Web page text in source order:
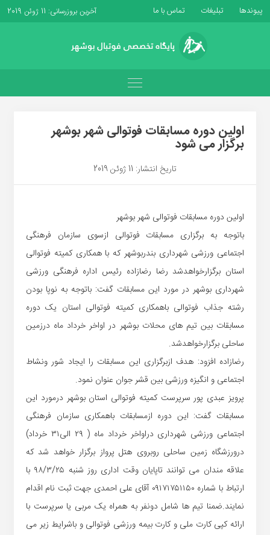
پیوندها تبلیغات تماس با ما آخرین بروزرسانی: 11 ژوئن 2019
اولین دوره مسابقات فوتوالی شهر بوشهر
برگزار می شود
تاریخ انتشار: 11 ژوئن 2019
اولین دوره مسابقات فوتوالی شهر بوشهر
باتوجه به برگزاری مسابقات فوتوالی ازسوی سازمان فرهنگی
اجتماعی ورزشی شهرداری بندربوشهر که با همکاری کمیته فوتوالی
استان برگزارخواهدشد رضا رضازاده رئیس اداره فرهنگی ورزشی
شهرداری بوشهر در مورد این مسابقات گفت: باتوجه به نوپا بودن
رشته جذاب فوتوالی باهمکاری کمیته فوتوالی استان یک دوره
مسابقات بین تیم های محلات بوشهر در اواخر خرداد ماه درزمین
ساحلی برگزارخواهدشد.
رضازاده افزود: هدف ازبرگزاری این مسابقات را ایجاد شور ونشاط
اجتماعی و انگیزه ورزشی بین قشر جوان عنوان نمود.
پرویز عبدی پور سرپرست کمیته فوتوالی استان بوشهر درمورد این
مسابقات گفت: این دوره ازمسابقات باهمکاری سازمان فرهنگی
اجتماعی ورزشی شهرداری دراواخر خرداد ماه ( ۲۹ الی۳۱ خرداد)
درورزشگاه زمین ساحلی روبروی هتل پرواز برگزار خواهد شد که
علاقه مندان می توانند تاپایان وقت اداری روز شنبه ۹۸/۳/۲۵ با
ارتباط با شماره ۰۹۱۷۱۷۵۱۱۵۰ آقای علی احمدی جهت ثبت نام اقدام
نمایند.ضمنا تیم ها شامل دونفر به همراه یک مربی یا سرپرست با
ارائه کپی کارت ملی و کارت بیمه ورزشی فوتوالی و باشرایط زیر می